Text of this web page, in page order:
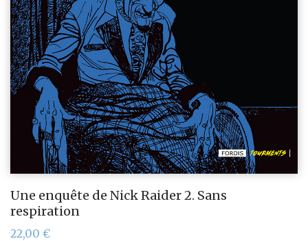
Une enquête de Nick Raider 2. Sans
respiration
22,00 €